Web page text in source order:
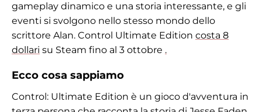
gameplay dinamico e una storia interessante, e gli
eventi si svolgono nello stesso mondo dello
scrittore Alan. Control Ultimate Edition costa 8
dollari su Steam fino al 3 ottobre .
Ecco cosa sappiamo
Control: Ultimate Edition è un gioco d'avventura in